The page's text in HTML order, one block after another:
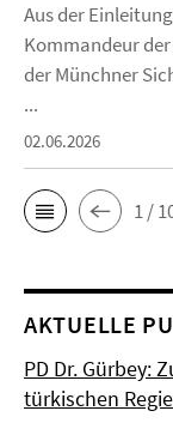
Aus der
Kommandeur
der Münchner
...
02.06.2026
1 /
AKTUELLE
PD Dr. Gürbey:
türkischen